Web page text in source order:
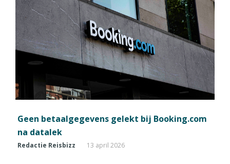
Geen betaalgegevens gelekt bij Booking.com
na datalek
Redactie Reisbizz 13 april 2026